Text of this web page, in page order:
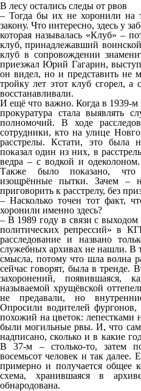
В лесу остались следы от рвов
– Тогда бы их не хоронили на
закону. Что интересно, здесь у
которая называлась «Клуб» –
клуб, принадлежавший
клуб в сопровождении
приезжал Юрий Гагарин,
он видел, но и представить не
тройку лет этот клуб сгорел, а
восстанавливали.
И ещё что важно. Когда в 1939-
прокуратура стала выявлять
полномочий. В ходе
сотрудники, кто на улице
расстрелы. Кстати, это была
показал один из них, в
ведра – с водкой и
Также было показано, что
изощрённые пытки. Зачем –
приговорить к расстрелу, без
– Насколько точен тот факт,
хоронили именно здесь?
– В 1989 году в связи с
политических репрессий» в
расследование и названо
служебных архивах не нашли. В
смысла, потому что шла волна
сейчас говорят, была в тренде.
захоронений,
называемой хрущёвской
не предавали, но
Опросили водителей
похожий на цветок: лепестками
были могильные рвы. И, что
надписано, сколько и в какие
В 37-м – столько-то, затем
восемьсот человек и так далее.
примерно и получается общее
схема, хранившаяся в
обнародована.